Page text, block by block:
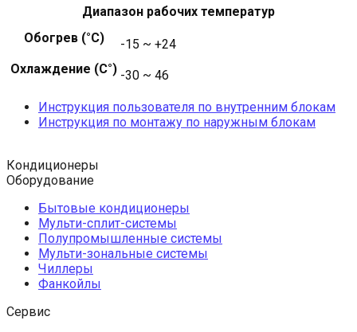
Диапазон рабочих температур
Обогрев (°С)
-15 ~ +24
Охлаждение (С°) -30 ~ 46
Инструкция пользователя по внутренним блокам
Инструкция по монтажу по наружным блокам
Кондиционеры
Оборудование
Бытовые кондиционеры
Мульти-сплит-системы
Полупромышленные системы
Мульти-зональные системы
Чиллеры
Фанкойлы
Сервис